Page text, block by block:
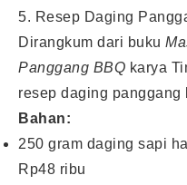
5. Resep Daging
Dirangkum dari buku
Panggang BBQ karya
resep daging panggang
Bahan:
250 gram daging sapi
Rp48 ribu